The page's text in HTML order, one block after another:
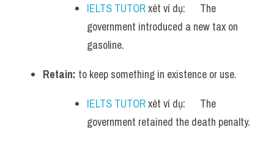
IELTS TUTOR xét ví dụ:      The
government introduced a new tax on
gasoline.
Retain: to keep something in existence or use.
IELTS TUTOR xét ví dụ:      The
government retained the death penalty.